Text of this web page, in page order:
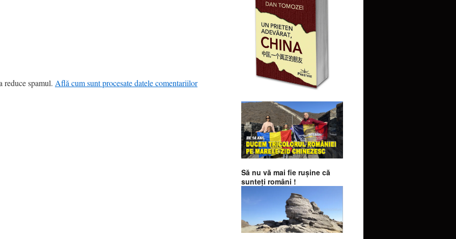
reduce spamul. Află cum sunt procesate datele comentariilor
Să nu vă mai fie ruşine că
sunteţi români !